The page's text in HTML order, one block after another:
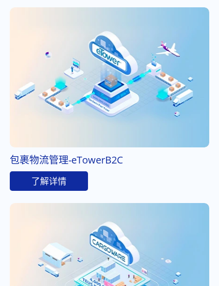
包裹物流管理-eTowerB2C
了解详情